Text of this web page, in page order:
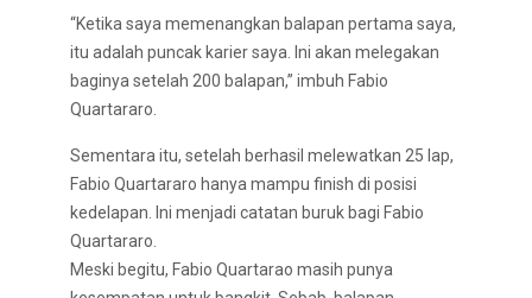
“Ketika saya memenangkan balapan pertama saya,
itu adalah puncak karier saya. Ini akan melegakan
baginya setelah 200 balapan,” imbuh Fabio
Quartararo.
Sementara itu, setelah berhasil melewatkan 25 lap,
Fabio Quartararo hanya mampu finish di posisi
kedelapan. Ini menjadi catatan buruk bagi Fabio
Quartararo.
Meski begitu, Fabio Quartarao masih punya